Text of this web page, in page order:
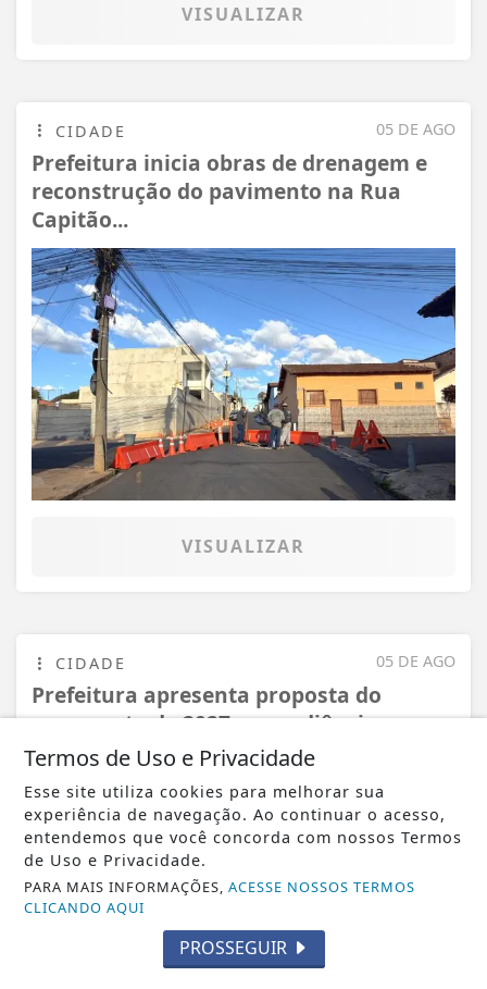
VISUALIZAR
05 DE AGO
CIDADE
Prefeitura inicia obras de drenagem e
reconstrução do pavimento na Rua
Capitão...
VISUALIZAR
05 DE AGO
CIDADE
Prefeitura apresenta proposta do
orçamento de 2027 em audiência
pública
Termos de Uso e Privacidade
Esse site utiliza cookies para melhorar sua
experiência de navegação. Ao continuar o acesso,
entendemos que você concorda com nossos Termos
de Uso e Privacidade.
PARA MAIS INFORMAÇÕES,ACESSE NOSSOS TERMOS
CLICANDO AQUI
PROSSEGUIR